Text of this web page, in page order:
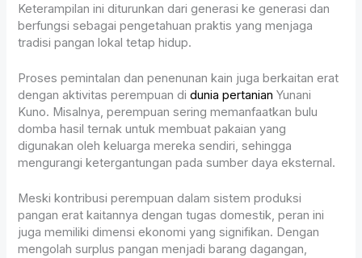
Keterampilan ini diturunkan dari generasi ke generasi dan
berfungsi sebagai pengetahuan praktis yang menjaga
tradisi pangan lokal tetap hidup.
Proses pemintalan dan penenunan kain juga berkaitan erat
dengan aktivitas perempuan didunia pertanian Yunani
Kuno. Misalnya, perempuan sering memanfaatkan bulu
domba hasil ternak untuk membuat pakaian yang
digunakan oleh keluarga mereka sendiri, sehingga
mengurangi ketergantungan pada sumber daya eksternal.
Meski kontribusi perempuan dalam sistem produksi
pangan erat kaitannya dengan tugas domestik, peran ini
juga memiliki dimensi ekonomi yang signifikan. Dengan
mengolah surplus pangan menjadi barang dagangan,